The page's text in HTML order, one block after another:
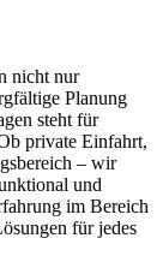
nicht nur
Planung
steht für
private Einfahrt,
– wir
und
im Bereich
für jedes